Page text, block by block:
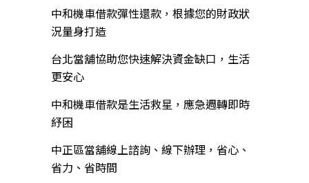
中和機車借款彈性還款，根據您的財政狀
況量身打造
台北當舖協助您快速解決資金缺口，生活
更安心
中和機車借款是生活救星，應急週轉即時
紓困
中正區當舖線上諮詢、線下辦理，省心、
省力、省時間